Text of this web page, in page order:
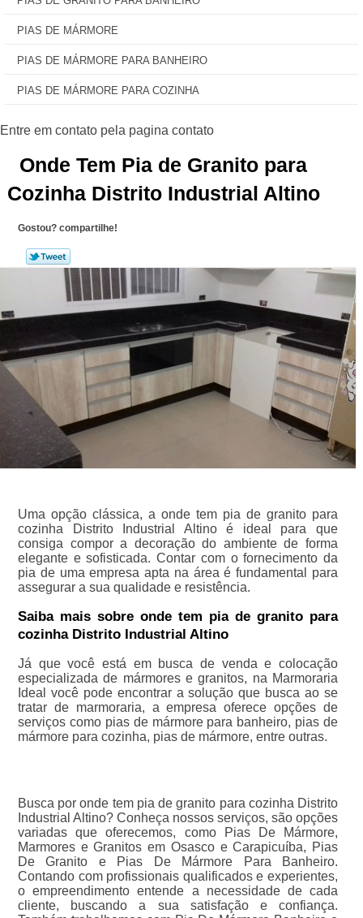
PIAS DE MÁRMORE
PIAS DE MÁRMORE PARA BANHEIRO
PIAS DE MÁRMORE PARA COZINHA
Onde Tem Pia de Granito para
Cozinha Distrito Industrial Altino
Gostou? compartilhe!
Uma opção clássica, a onde tem pia de granito para
cozinha Distrito Industrial Altino é ideal para que
consiga compor a decoração do ambiente de forma
elegante e sofisticada. Contar com o fornecimento da
pia de uma empresa apta na área é fundamental para
assegurar a sua qualidade e resistência.
Saiba mais sobre onde tem pia de granito para
cozinha Distrito Industrial Altino
Já que você está em busca de venda e colocação
especializada de mármores e granitos, na Marmoraria
Ideal você pode encontrar a solução que busca ao se
tratar de marmoraria, a empresa oferece opções de
serviços como pias de mármore para banheiro, pias de
mármore para cozinha, pias de mármore, entre outras.
Busca por onde tem pia de granito para cozinha Distrito
Industrial Altino? Conheça nossos serviços, são opções
variadas que oferecemos, como Pias De Mármore,
Marmores e Granitos em Osasco e Carapicuíba, Pias
De Granito e Pias De Mármore Para Banheiro.
Contando com profissionais qualificados e experientes,
o empreendimento entende a necessidade de cada
cliente, buscando a sua satisfação e confiança.